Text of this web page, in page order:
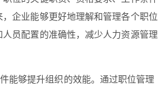
企业能够更好地理解和管理各个职位
员配置的准确性，减少人力资源管理
能够提升组织的效能。通过职位管理